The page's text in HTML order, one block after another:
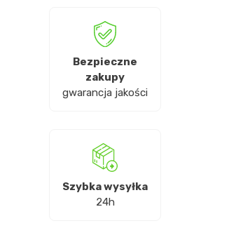
Bezpieczne
zakupy
gwarancja jakości
Szybka wysyłka
24h